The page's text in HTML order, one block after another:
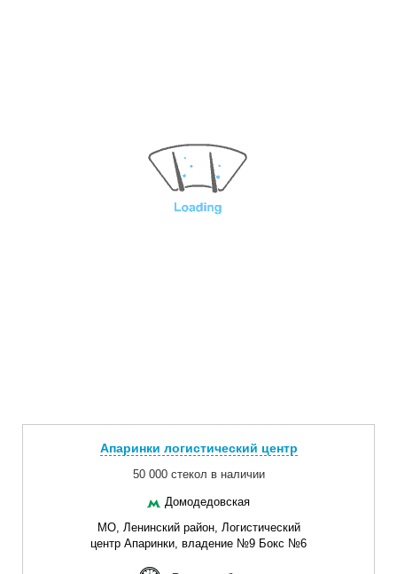
Апаринки логистический центр
50 000 стекол в наличии
Домодедовская
МО, Ленинский район, Логистический
центр Апаринки, владение №9 Бокс №6